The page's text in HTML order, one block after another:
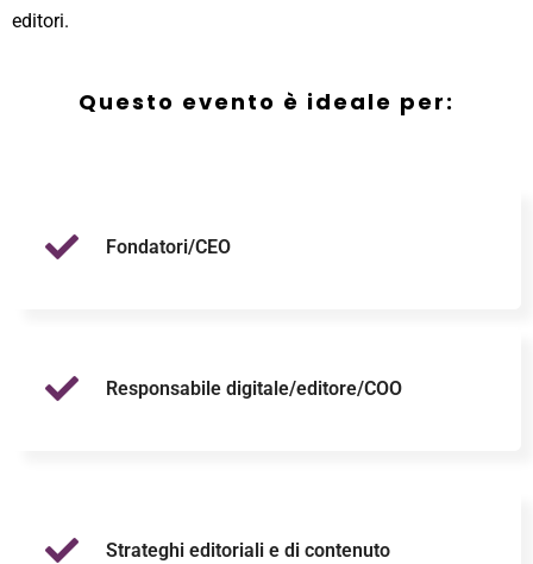
editori.
Questo evento è ideale per:
Fondatori/CEO
Responsabile digitale/editore/COO
Strateghi editoriali e di contenuto